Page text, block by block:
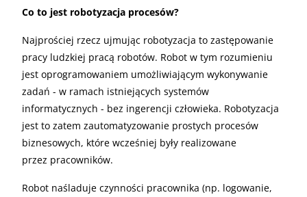
Co to jest robotyzacja procesów?
Najprościej rzecz ujmując robotyzacja to zastępowanie
pracy ludzkiej pracą robotów. Robot w tym rozumieniu
jest oprogramowaniem umożliwiającym wykonywanie
zadań - w ramach istniejących systemów
informatycznych - bez ingerencji człowieka. Robotyzacja
jest to zatem zautomatyzowanie prostych procesów
biznesowych, które wcześniej były realizowane
przez pracowników.
Robot naśladuje czynności pracownika (np. logowanie,